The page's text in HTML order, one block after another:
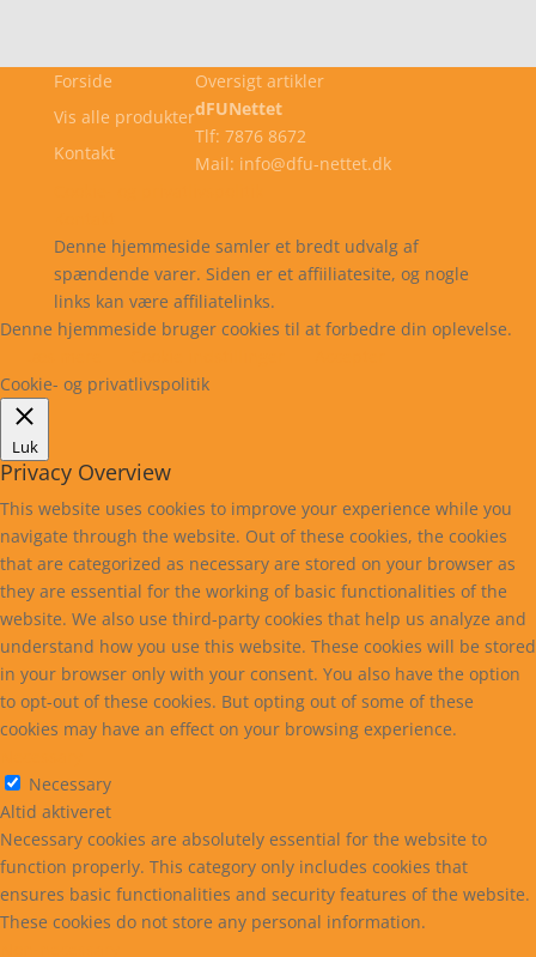
Forside
Vis alle produkter
Kontakt
Oversigt artikler
dFUNettet
Tlf: 7876 8672
Mail: info@dfu-nettet.dk
Denne hjemmeside samler et bredt udvalg af
spændende varer. Siden er et affiiliatesite, og nogle
links kan være affiliatelinks.
Denne hjemmeside bruger cookies til at forbedre din oplevelse.
Cookie- og privatlivspolitik
Luk
Privacy Overview
This website uses cookies to improve your experience while you
navigate through the website. Out of these cookies, the cookies
that are categorized as necessary are stored on your browser as
they are essential for the working of basic functionalities of the
website. We also use third-party cookies that help us analyze and
understand how you use this website. These cookies will be stored
in your browser only with your consent. You also have the option
to opt-out of these cookies. But opting out of some of these
cookies may have an effect on your browsing experience.
Necessary
Altid aktiveret
Necessary cookies are absolutely essential for the website to
function properly. This category only includes cookies that
ensures basic functionalities and security features of the website.
These cookies do not store any personal information.